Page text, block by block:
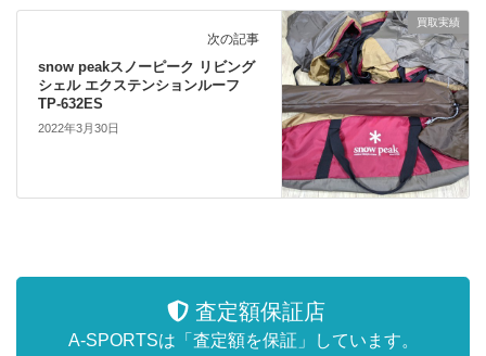
買取実績
次の記事
snow peakスノーピーク リビング
シェル エクステンションルーフ
TP-632ES
2022年3月30日
査定額保証店
A-SPORTSは「査定額を保証」しています。